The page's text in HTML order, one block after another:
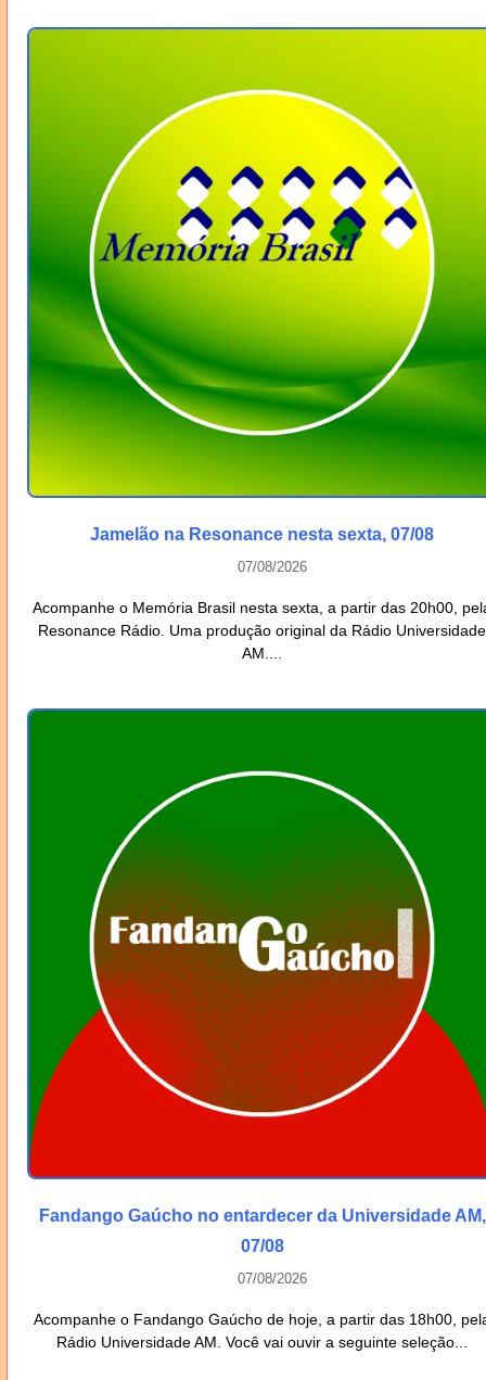
Jamelão na Resonance nesta sexta, 07/08
07/08/2026
Acompanhe o Memória Brasil nesta sexta, a partir das 20h00,
Resonance Rádio. Uma produção original da Rádio Universidade
AM....
Fandango Gaúcho no entardecer da Universidade AM,
07/08
07/08/2026
Acompanhe o Fandango Gaúcho de hoje, a partir das 18h00,
Rádio Universidade AM. Você vai ouvir a seguinte seleção...